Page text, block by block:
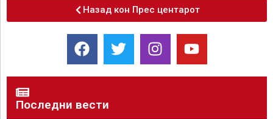
Назад кон Прес центарот
Последни вести